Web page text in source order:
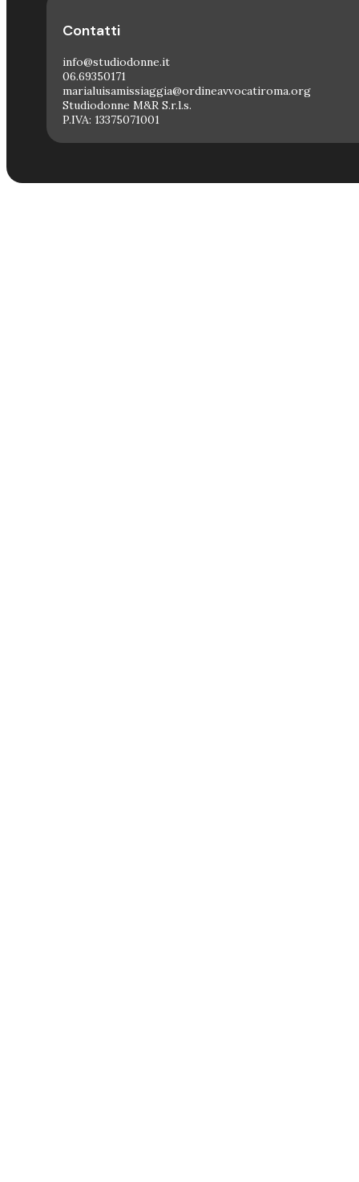
Contatti
info@studiodonne.it
06.69350171
marialuisamissiaggia@ordineavvocatiroma.org
Studiodonne M&R S.r.l.s.
P.IVA: 13375071001